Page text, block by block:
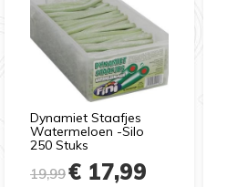
Dynamiet Staafjes
Watermeloen -Silo
250 Stuks
19,99€ 17,99